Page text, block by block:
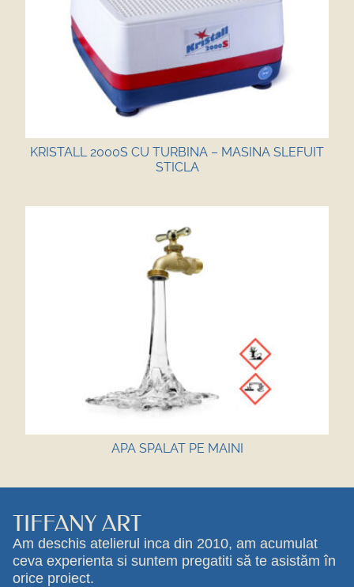
KRISTALL 2000S CU TURBINA – MASINA SLEFUIT
STICLA
APA SPALAT PE MAINI
TIFFANY ART
Am deschis atelierul inca din 2010, am acumulat
ceva experienta si suntem pregatiti să te asistăm în
orice proiect.